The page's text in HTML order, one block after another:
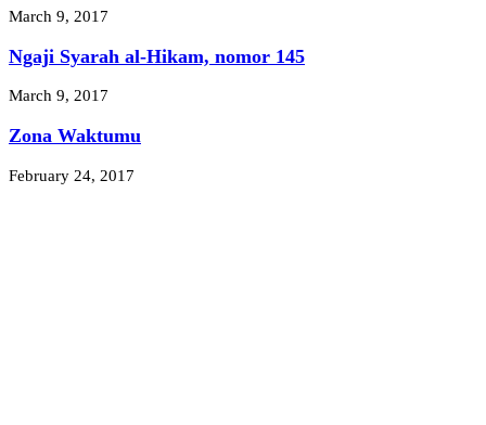
March 9, 2017
Ngaji Syarah al-Hikam, nomor 145
March 9, 2017
Zona Waktumu
February 24, 2017